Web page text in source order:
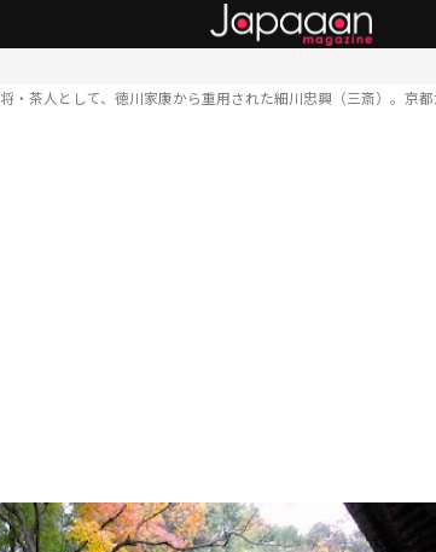
・茶人として、徳川家康から重用された細川忠興（三斎）。京